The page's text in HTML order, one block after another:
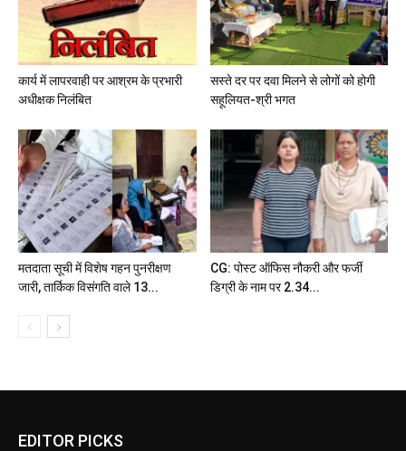
कार्य में लापरवाही पर आश्रम के प्रभारी
अधीक्षक निलंबित
सस्ते दर पर दवा मिलने से लोगों को होगी
सहूलियत-श्री भगत
मतदाता सूची में विशेष गहन पुनरीक्षण
जारी, तार्किक विसंगति वाले 13...
CG: पोस्ट ऑफिस नौकरी और फर्जी
डिग्री के नाम पर 2.34...
EDITOR PICKS